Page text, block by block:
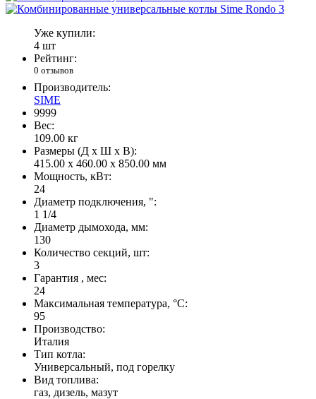
Уже купили:
4 шт
Рейтинг:
0 отзывов
Производитель:
SIME
9999
Вес:
109.00 кг
Размеры (Д x Ш x В):
415.00 x 460.00 x 850.00 мм
Мощность, кВт:
24
Диаметр подключения, ":
1 1/4
Диаметр дымохода, мм:
130
Количество секций, шт:
3
Гарантия , мес:
24
Максимальная температура, °С:
95
Производство:
Италия
Тип котла:
Универсальный, под горелку
Вид топлива:
газ, дизель, мазут